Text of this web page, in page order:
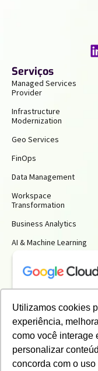
Utilizamos cookies
experiência,
como você interage
personalizar
concorda com o
Serviços
Managed Services
Provider
Infrastructure
Modernization
Geo Services
FinOps
Data Management
Workspace
Transformation
Business Analytics
AI & Machine Learning
Receba insights
produtividade e
Inscreva-se para
Termos de uso e